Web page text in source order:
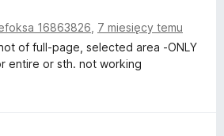
16863826 7 miesięcy temu
of full-page, selected area -ONLY
entire or sth. not working